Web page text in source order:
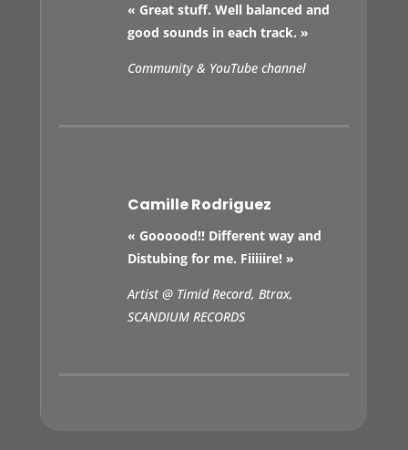
« Great stuff. Well balanced and
good sounds in each track. »
Community & YouTube channel
Camille Rodriguez
« Goooood!! Different way and
Distubing for me. Fiiiiire! »
Artist @ Timid Record, Btrax,
SCANDIUM RECORDS